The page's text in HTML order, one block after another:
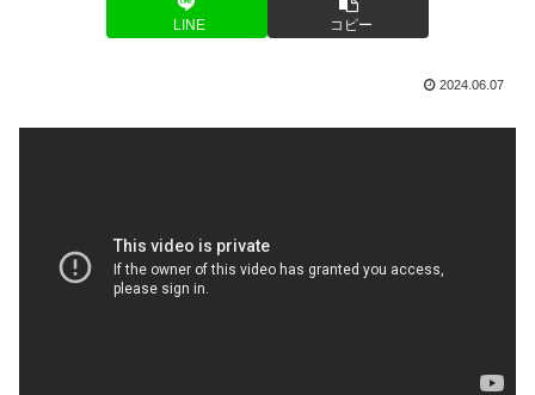
LINE コピー
2024.06.07